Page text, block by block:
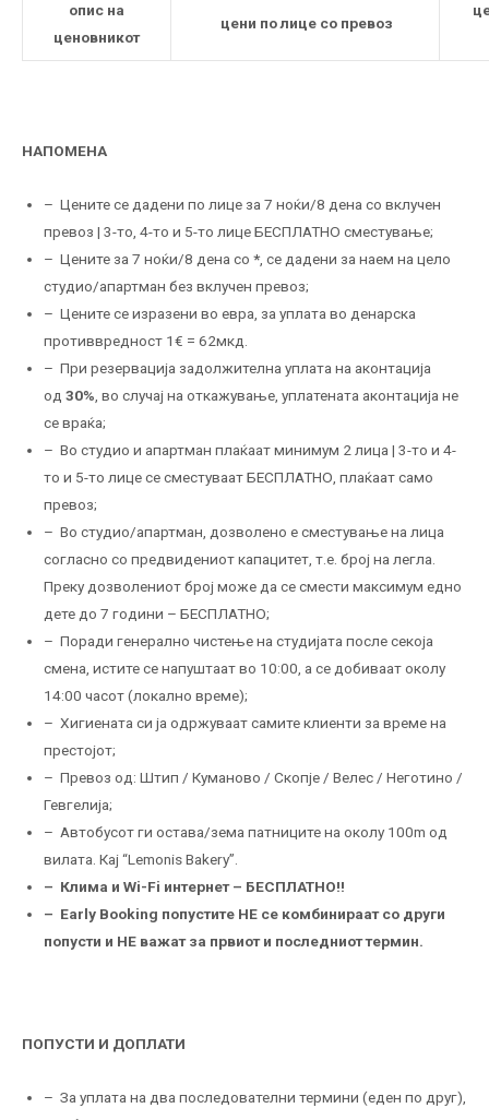
опис на
ценовникот
цени по лице со превоз
НАПОМЕНА
– Цените се дадени по лице за 7 ноќи/8 дена со вклучен
превоз | 3-то, 4-то и 5-то лице БЕСПЛАТНО сместување;
– Цените за 7 ноќи/8 дена со *, се дадени за наем на цело
студио/апартман без вклучен превоз;
– Цените се изразени во евра, за уплата во денарска
противвредност 1€ = 62мкд.
– При резервација задолжителна уплата на аконтација
од 30% , во случај на откажување, уплатената аконтација не
се враќа;
– Во студио и апартман плаќаат минимум 2 лица | 3-то и 4-
то и 5-то лице се сместуваат БЕСПЛАТНО, плаќаат само
превоз;
– Во студио/апартман, дозволено е сместување на лица
согласно со предвидениот капацитет, т.е. број на легла.
Преку дозволениот број може да се смести максимум едно
дете до 7 години – БЕСПЛАТНО;
– Поради генерално чистење на студијата после секоја
смена, истите се напуштаат во 10:00, а се добиваат околу
14:00 часот (локално време);
– Хигиената си ја одржуваат самите клиенти за време на
престојот;
– Превоз од: Штип / Куманово / Скопје / Велес / Неготино /
Гевгелија;
– Автобусот ги остава/зема патниците на околу 100m од
вилата. Кај “Lemonis Bakery”.
– Клима и Wi-Fi интернет – БЕСПЛАТНО!!
– Еarly Booking попустите НЕ се комбинираат со други
попусти и НЕ важат за првиот и последниот термин.
ПОПУСТИ И ДОПЛАТИ
– За уплата на два последователни термини (еден по друг),